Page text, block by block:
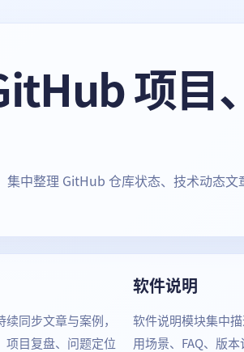
项目
中整理 GitHub 仓库状态、技术动态
同步文章与案例，
项目复盘、问题定位
软件说明
软件说明模块集中
用场景、FAQ、版